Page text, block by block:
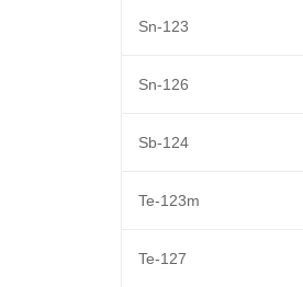
Sn-123
Sn-126
Sb-124
Te-123m
Te-127